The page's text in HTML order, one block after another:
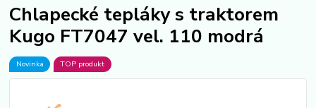
Chlapecké tepláky s traktorem
Kugo FT7047 vel. 110 modrá
Novinka TOP produkt